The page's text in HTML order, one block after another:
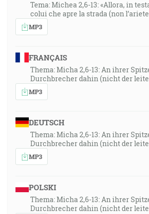
Tema: Michea 2,6-13: «Allora, in
colui che apre la strada (non
MP3
FRANÇAIS
Thema: Micha 2,6-13: An ihrer
Durchbrecher dahin (nicht der
MP3
DEUTSCH
Thema: Micha 2,6-13: An ihrer
Durchbrecher dahin (nicht der
MP3
POLSKI
Thema: Micha 2,6-13: An ihrer
Durchbrecher dahin (nicht der